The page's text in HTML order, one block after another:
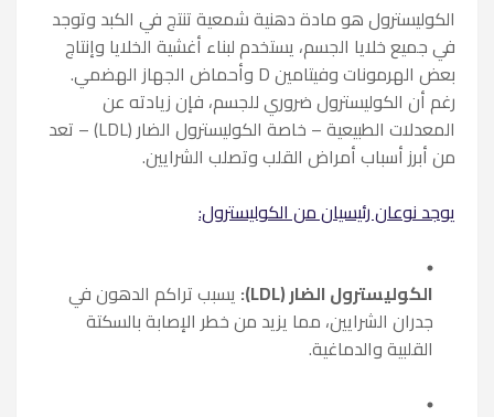
الكوليسترول هو مادة دهنية شمعية تنتج في الكبد وتوجد
في جميع خلايا الجسم، يستخدم لبناء أغشية الخلايا وإنتاج
بعض الهرمونات وفيتامين D وأحماض الجهاز الهضمي.
رغم أن الكوليسترول ضروري للجسم، فإن زيادته عن
المعدلات الطبيعية – خاصة الكوليسترول الضار (LDL) – تعد
من أبرز أسباب أمراض القلب وتصلب الشرايين.
يوجد نوعان رئيسيان من الكوليسترول:
الكوليسترول الضار (LDL):
يسبب تراكم الدهون في
جدران الشرايين، مما يزيد من خطر الإصابة بالسكتة
القلبية والدماغية.